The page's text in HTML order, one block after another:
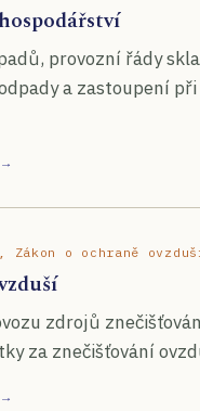
provozní řády
a zastoupení
Zákon o ochraně
zdrojů
za znečišťování